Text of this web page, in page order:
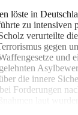
löste in
zu intensiven
verurteilte
gegen
und
die innere
Forderungen